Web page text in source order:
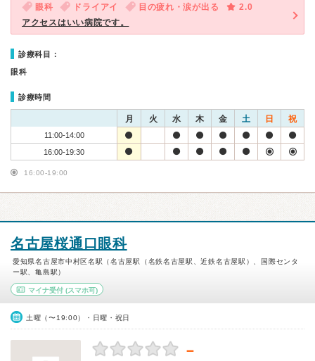
眼科 ドライアイ 目の疲れ・涙が出る
2.0
アクセスはいい病院です。
診療科目：
眼科
診療時間
月 火 水 木 金 土 日 祝
11:00-14:00
16:00-19:30
16:00-19:00
名古屋桜通口眼科
愛知県名古屋市中村区名駅（名古屋駅（名鉄名古屋駅、近鉄名古屋駅）、国際センタ
ー駅、亀島駅）
マイナ受付 (スマホ可)
土曜（〜19:00）・日曜・祝日
－